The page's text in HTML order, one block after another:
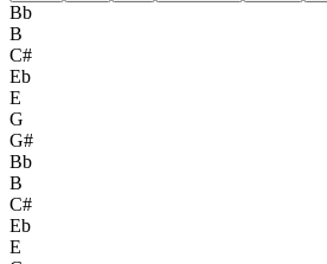
Bb
B
C#
Eb
E
G
G#
Bb
B
C#
Eb
E